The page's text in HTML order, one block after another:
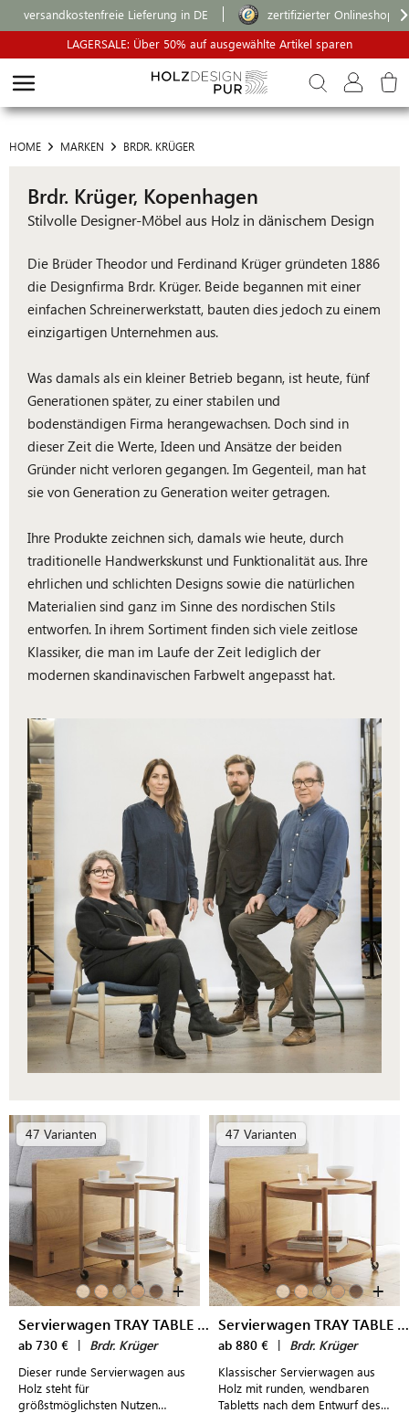
versandkostenfreie Lieferung in DE
zertifizierter Onlineshop
LAGERSALE: Über 50% auf ausgewählte Artikel sparen
HOME MARKEN BRDR. KRÜGER
Brdr. Krüger, Kopenhagen
Stilvolle Designer-Möbel aus Holz in dänischem Design
Die Brüder Theodor und Ferdinand Krüger gründeten 1886
die Designfirma Brdr. Krüger. Beide begannen mit einer
einfachen Schreinerwerkstatt, bauten dies jedoch zu einem
einzigartigen Unternehmen aus.
Was damals als ein kleiner Betrieb begann, ist heute, fünf
Generationen später, zu einer stabilen und
bodenständigen Firma herangewachsen. Doch sind in
dieser Zeit die Werte, Ideen und Ansätze der beiden
Gründer nicht verloren gegangen. Im Gegenteil, man hat
sie von Generation zu Generation weiter getragen.
Ihre Produkte zeichnen sich, damals wie heute, durch
traditionelle Handwerkskunst und Funktionalität aus. Ihre
ehrlichen und schlichten Designs sowie die natürlichen
Materialien sind ganz im Sinne des nordischen Stils
entworfen. In ihrem Sortiment finden sich viele zeitlose
Klassiker, die man im Laufe der Zeit lediglich der
modernen skandinavischen Farbwelt angepasst hat.
47 Varianten
+
Servierwagen TRAY TABLE 50
ab 730 € | Brdr. Krüger
Dieser runde Servierwagen aus
Holz steht für
größstmöglichsten Nutzen
47 Varianten
+
Servierwagen TRAY TABLE 60
ab 880 € | Brdr. Krüger
Klassischer Servierwagen aus
Holz mit runden, wendbaren
Tabletts nach dem Entwurf des